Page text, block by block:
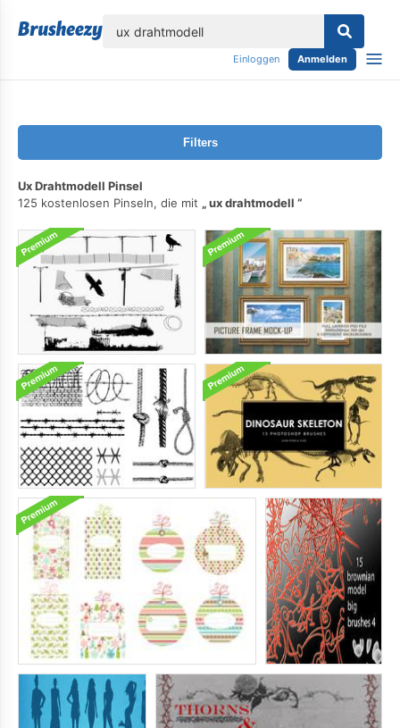
Einloggen Anmelden
Filters
Ux Drahtmodell Pinsel
125 kostenlosen Pinseln, die mit
ux drahtmodell